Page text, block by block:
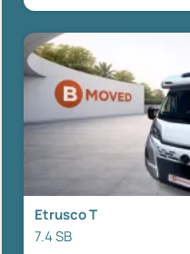
Etrusco T
7.4 SB